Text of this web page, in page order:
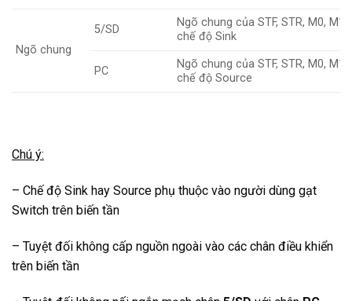
Ngõ chung
5/SD
Ngõ chung của STF, STR, M0,
chế độ Sink
PC
Ngõ chung của STF, STR, M0,
chế độ Source
Chú ý:
– Chế độ Sink hay Source phụ thuộc vào người dùng gạt
Switch trên biến tần
– Tuyệt đối không cấp nguồn ngoài vào các chân điều khiển
trên biến tần